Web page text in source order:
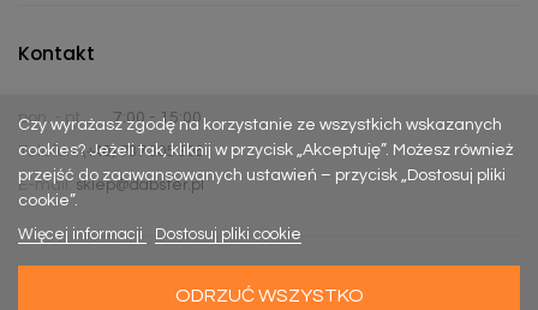
Czy wyrażasz zgodę na korzystanie ze wszystkich wskazanych
cookies? Jeżeli tak, kliknij w przycisk „Akceptuję”. Możesz również
przejść do zaawansowanych ustawień – przycisk „Dostosuj pliki
cookie”.
Więcej informacji
Dostosuj pliki cookie
ODRZUĆ WSZYSTKO
Kontakt
pon. - pt.
7:00 - 15:00
Telefon:(+48) 737 305 306
E-mail: sklep@dabster.pl